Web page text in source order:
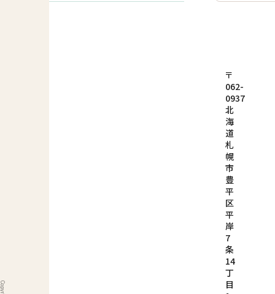
〒
062-
0937
北
海
道
札
幌
市
豊
平
区
平
岸
7
条
14
丁
目